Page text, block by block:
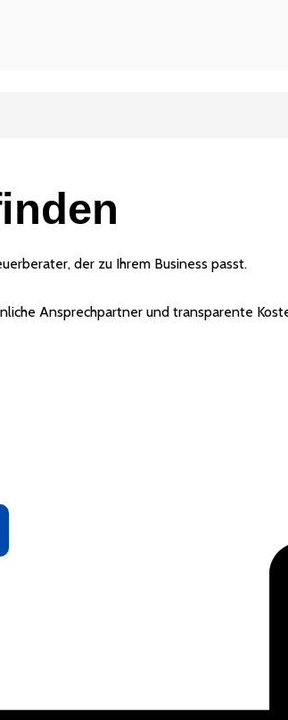
der zu Ihrem Business passt.
Ansprechpartner und transparente